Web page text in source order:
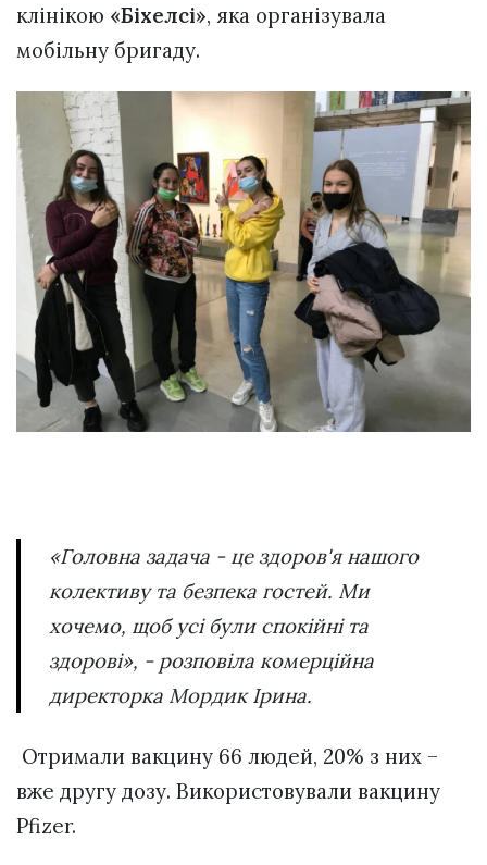
клінікою «Біхелсі», яка організувала
мобільну бригаду.
«Головна задача - це здоров'я нашого
колективу та безпека гостей. Ми
хочемо, щоб усі були спокійні та
здорові», - розповіла комерційна
директорка Мордик Ірина.
Отримали вакцину 66 людей, 20% з них –
вже другу дозу. Використовували вакцину
Pfizer.